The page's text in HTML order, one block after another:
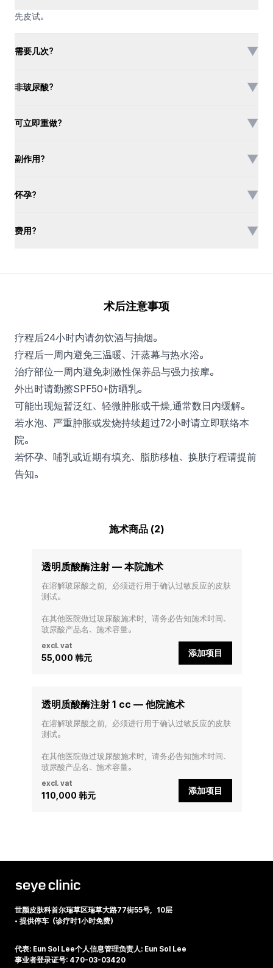
先皮试。
需要几次? ▼
非玻尿酸? ▼
可立即重做? ▼
副作用? ▼
怀孕? ▼
费用? ▼
术后注意事项
疗程后24小时内请勿饮酒与抽烟。
疗程后一周内避免三温暖、汗蒸幕与热水浴。
治疗部位一周内避免刺激性保养品与强力按摩。
外出时请勤擦SPF50+防晒乳。
可能出现短暂泛红、轻微肿胀或干燥,通常数日内缓解。
若水泡、严重肿胀或发烧持续超过72小时请立即联络本
院。
若怀孕、哺乳或近期有填充、脂肪移植、换肤疗程请提前
告知。
施术商品 (2)
透明质酸酶注射 — 本院施术
在溶解玻尿酸之前，必须进行用于确认过敏反应的皮肤
测试。
在其他医院做过玻尿酸施术时，请务必告知施术时间、
玻尿酸产品名、施术容量。
excl. vat
55,000 韩元 添加项目
透明质酸酶注射 1 cc — 他院施术
在溶解玻尿酸之前，必须进行用于确认过敏反应的皮肤
测试。
在其他医院做过玻尿酸施术时，请务必告知施术时间、
玻尿酸产品名、施术容量。
excl. vat
110,000 韩元 添加项目
世颜皮肤科首尔瑞草区瑞草大路77街55号，10层
• 提供停车（诊疗时1小时免费）
代表: Eun Sol Lee个人信息管理负责人: Eun Sol Lee
事业者登录证号: 470-03-03420